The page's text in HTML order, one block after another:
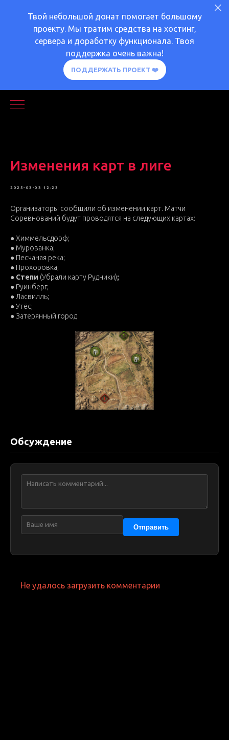
Твой небольшой донат помогает большому
проекту. Мы тратим средства на хостинг,
сервера и доработку функционала. Твоя
поддержка очень важна!
ПОДДЕРЖАТЬ ПРОЕКТ ❤️
Изменения карт в лиге
2025-03-03 12:23
Организаторы сообщили об изменении карт. Матчи
Соревнований будут проводятся на следующих картах:
● Химмельсдорф;
● Мурованка;
● Песчаная река;
● Прохоровка;
● Степи (Убрали карту Рудники);
● Руинберг;
● Ласвилль;
● Утёс;
● Затерянный город.
Обсуждение
Отправить
Не удалось загрузить комментарии